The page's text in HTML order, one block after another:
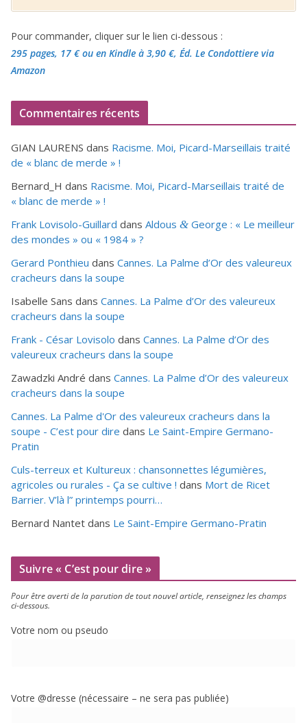
Pour commander, cliquer sur le lien ci-dessous :
295 pages, 17 €ou en Kindle à 3,90 €, Éd. Le Condottiere via
Amazon
Commentaires récents
GIAN LAURENS dans Racisme. Moi, Picard-Marseillais traité
de « blanc de merde » !
Bernard_H dans Racisme. Moi, Picard-Marseillais traité de
« blanc de merde » !
Frank Lovisolo-Guillard dans Aldous & George : « Le meilleur
des mondes » ou « 1984 » ?
Gerard Ponthieu dans Cannes. La Palme d’Or des valeureux
cracheurs dans la soupe
Isabelle Sans dans Cannes. La Palme d’Or des valeureux
cracheurs dans la soupe
Frank - César Lovisolo dans Cannes. La Palme d’Or des
valeureux cracheurs dans la soupe
Zawadzki André dans Cannes. La Palme d’Or des valeureux
cracheurs dans la soupe
Cannes. La Palme d'Or des valeureux cracheurs dans la
soupe - C’est pour dire dans Le Saint-Empire Germano-
Pratin
Culs-terreux et Kultureux : chansonnettes légumières,
agricoles ou rurales - Ça se cultive ! dans Mort de Ricet
Barrier. V’là l” printemps pourri…
Bernard Nantet dans Le Saint-Empire Germano-Pratin
Suivre « C’est pour dire »
Pour être aver­ti de la paru­tion de tout nou­vel article, ren­sei­gnez les champs
ci-dessous.
Votre nom ou pseudo
Votre @dresse (néces­saire – ne sera pas publiée)